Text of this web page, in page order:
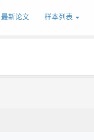
最新论文 样本列表